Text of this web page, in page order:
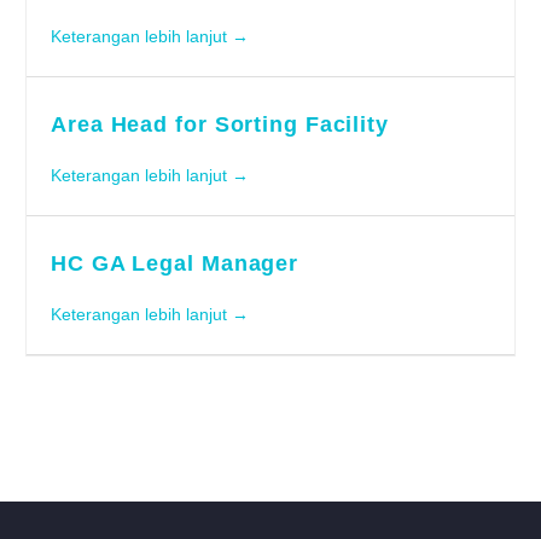
Keterangan lebih lanjut
Area Head for Sorting Facility
Keterangan lebih lanjut
HC GA Legal Manager
Keterangan lebih lanjut